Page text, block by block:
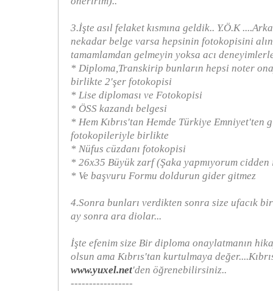
3.İşte asıl felaket kısmına geldik.. Y.Ö.K
nekadar belge varsa hepsinin fotokopisini
tamamlamdan gelmeyin yoksa acı
* Diploma,Transkirip bunların hepsi noter
birlikte 2'şer fotokopisi
* Lise diploması ve Fotokopisi
* ÖSS kazandı belgesi
* Hem Kıbrıs'tan Hemde Türkiye Emniyet'ten
fotokopileriyle birlikte
* Nüfus cüzdanı fotokopisi
* 26x35 Büyük zarf (Şaka yapmıyorum
* Ve başvuru Formu doldurun gider gitmez
4.Sonra bunları verdikten sonra size ufacık
ay sonra ara diolar...
İşte efenim size Bir diploma onaylatmanın
olsun ama Kıbrıs'tan kurtulmaya değer....Kıbrıs
www.yuxel.net'den öğrenebilirsiniz..
-----------------